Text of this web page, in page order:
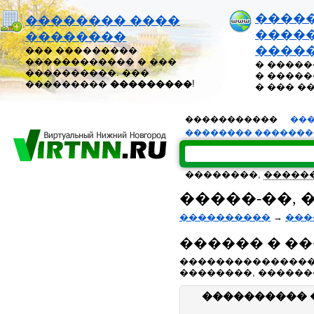
�������� ����
��������
��� ���������
������������ � ���
����������. ���
������������������!
�
�
� ���
�����������
��������
��������,
�����-��,
���������� →
������ �
��������,
����������